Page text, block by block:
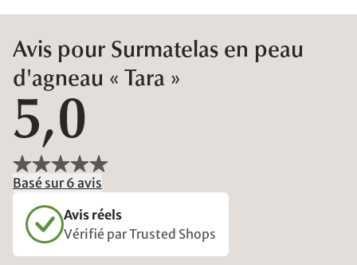
Avis pour Surmatelas en peau
d'agneau « Tara »
5,0
Basé sur 6 avis
Avis réels
Vérifié par Trusted Shops